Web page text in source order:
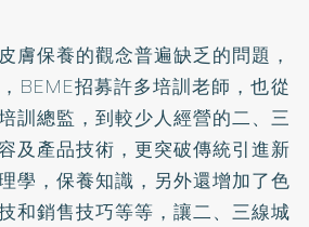
膚保養的觀念普遍缺乏的問題，
BEME招募許多培訓老師，也從
訓總監，到較少人經營的二、三
及產品技術，更突破傳統引進新
學，保養知識，另外還增加了色
和銷售技巧等等，讓二、三線城